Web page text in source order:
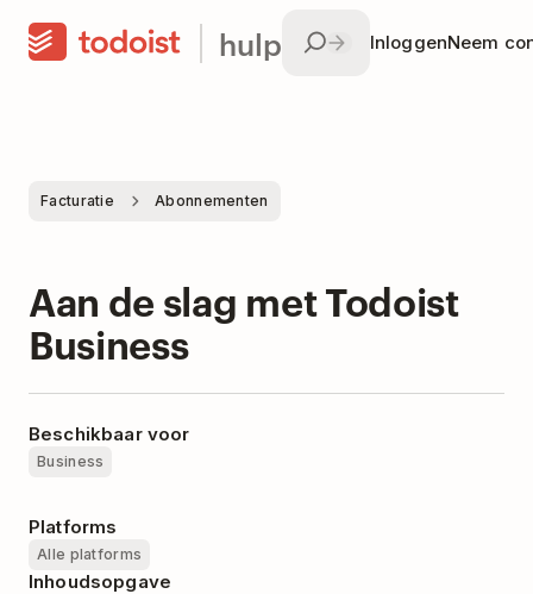
hulp InloggenNeem
Facturatie Abonnementen
Aan de slag met Todoist
Business
Beschikbaar voor
Business
Platforms
Alle platforms
Inhoudsopgave